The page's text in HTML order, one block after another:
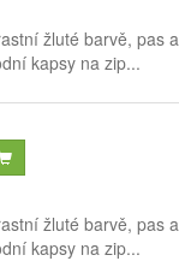
žluté barvě, pas a
kapsy na zip...
žluté barvě, pas a
kapsy na zip...